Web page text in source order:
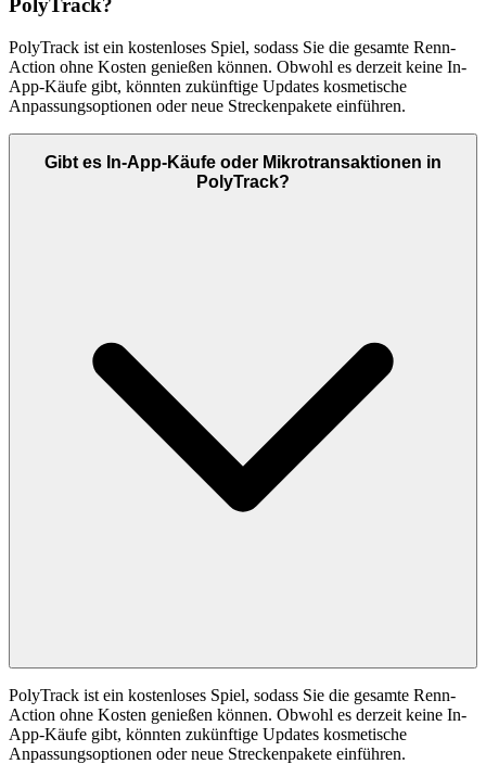
PolyTrack?
PolyTrack ist ein kostenloses Spiel, sodass Sie die gesamte Renn-
Action ohne Kosten genießen können. Obwohl es derzeit keine In-
App-Käufe gibt, könnten zukünftige Updates kosmetische
Anpassungsoptionen oder neue Streckenpakete einführen.
Gibt es In-App-Käufe oder Mikrotransaktionen in
PolyTrack?
PolyTrack ist ein kostenloses Spiel, sodass Sie die gesamte Renn-
Action ohne Kosten genießen können. Obwohl es derzeit keine In-
App-Käufe gibt, könnten zukünftige Updates kosmetische
Anpassungsoptionen oder neue Streckenpakete einführen.